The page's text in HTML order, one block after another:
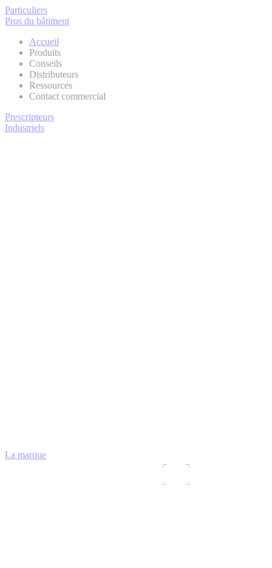
Particuliers
Pros du bâtiment
Accueil
Produits
Conseils
Distributeurs
Ressources
Contact commercial
Prescripteurs
Industriels
La marque